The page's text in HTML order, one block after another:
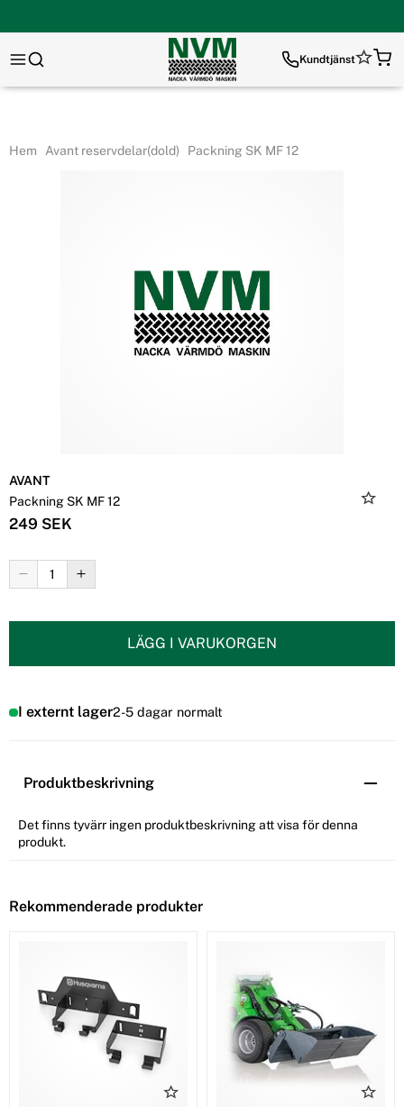
Kundtjänst
Hem Avant reservdelar(dold) Packning SK MF 12
AVANT
Packning SK MF 12
249 SEK
LÄGG I VARUKORGEN
I externt lager2-5 dagar normalt
Produktbeskrivning
Det finns tyvärr ingen produktbeskrivning att visa för denna
produkt.
Rekommenderade produkter